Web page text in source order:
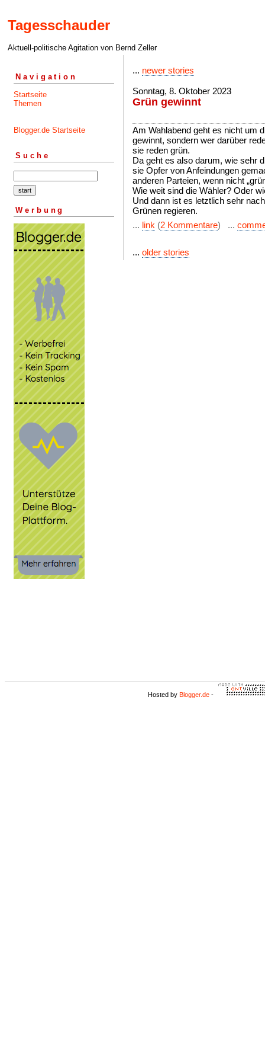
Tagesschauder
Aktuell-politische Agitation von Bernd Zeller
Navigation
Startseite
Themen
Blogger.de Startseite
Suche
Werbung
... newer stories
Sonntag, 8. Oktober 2023
Grün gewinnt
Am Wahlabend geht es nicht um
gewinnt, sondern wer darüber
sie reden grün.
Da geht es also darum, wie sehr
sie Opfer von Anfeindungen
anderen Parteien, wenn nicht
Wie weit sind die Wähler? Oder
Und dann ist es letztlich sehr
Grünen regieren.
... link (2 Kommentare) ...
... older stories
Hosted by Blogger.de -